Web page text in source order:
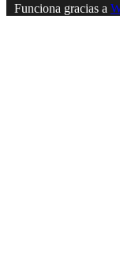
Funciona gracias a